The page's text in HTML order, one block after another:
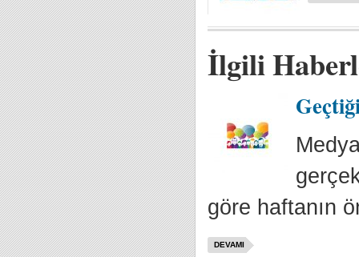
İlgili
göre haftanın
DEVAMI